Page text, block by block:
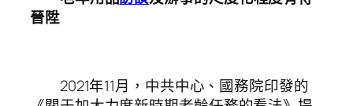
晉陞
2021年11月，中共中心、國務院印發的